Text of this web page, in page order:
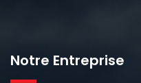
Notre Entreprise